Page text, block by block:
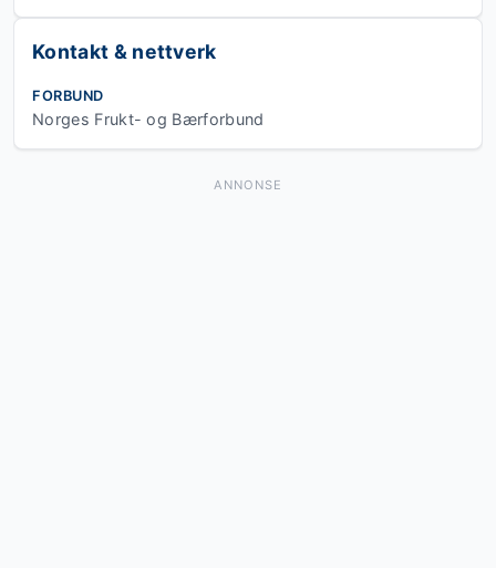
Kontakt & nettverk
FORBUND
Norges Frukt- og Bærforbund
ANNONSE